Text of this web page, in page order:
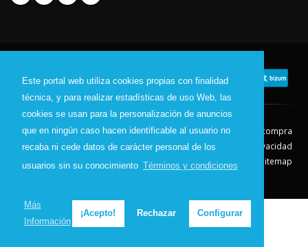
Este portal web utiliza cookies propias con finalidad
técnica, y para realizar estadísticas de uso Web, las
cookies se usan para la personalización de anuncios
que en ningún caso hacen identificable al usuario no
recaba ni cede datos de carácter personal de los
usuarios sin su conocimiento Términos y condiciones
Más
Información
¡Acepto! Rechazar Configurar
Contacto Aviso Legal
Condiciones de compra
Política de envíos
Política de devolución
Política de Privacidad
Política de Cookies
Sitemap